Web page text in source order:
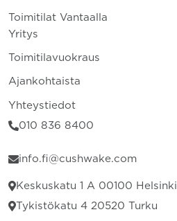
Toimitilat Vantaalla
Yritys
Toimitilavuokraus
Ajankohtaista
Yhteystiedot
010 836 8400
info.fi@cushwake.com
Keskuskatu 1 A 00100 Helsinki
Tykistökatu 4 20520 Turku